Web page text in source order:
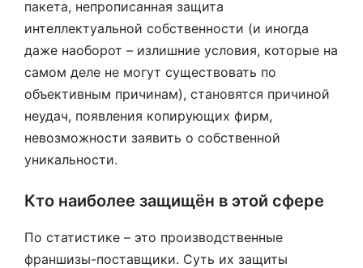
пакета, непрописанная защита
интеллектуальной собственности (и иногда
даже наоборот – излишние условия, которые на
самом деле не могут существовать по
объективным причинам), становятся причиной
неудач, появления копирующих фирм,
невозможности заявить о собственной
уникальности.
Кто наиболее защищён в этой сфере
По статистике – это производственные
франшизы-поставщики. Суть их защиты